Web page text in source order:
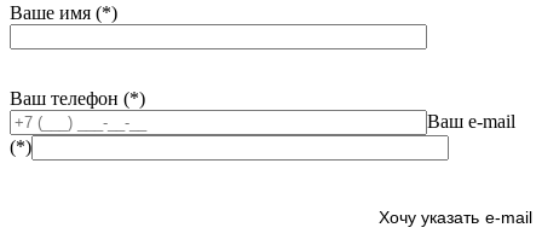
Ваше имя (*)
Ваш телефон (*)
Ваш e-mail
(*)
e-mail